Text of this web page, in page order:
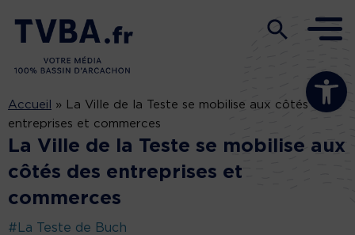
Ouvrir la
Accueil »
La Ville de la Teste se mobilise aux côtés des
entreprises et commerces
La Ville de la Teste se mobilise aux
côtés des entreprises et
commerces
#La Teste de Buch